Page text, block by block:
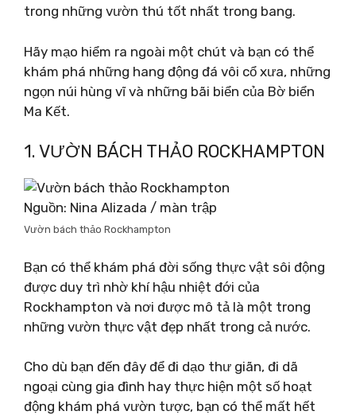
trong những vườn thú tốt nhất trong bang.
Hãy mạo hiểm ra ngoài một chút và bạn có thể
khám phá những hang động đá vôi cổ xưa, những
ngọn núi hùng vĩ và những bãi biển của Bờ biển
Ma Kết.
1. VƯỜN BÁCH THẢO ROCKHAMPTON
Nguồn: Nina Alizada / màn trập
Vườn bách thảo Rockhampton
Bạn có thể khám phá đời sống thực vật sôi động
được duy trì nhờ khí hậu nhiệt đới của
Rockhampton và nơi được mô tả là một trong
những vườn thực vật đẹp nhất trong cả nước.
Cho dù bạn đến đây để đi dạo thư giãn, đi dã
ngoại cùng gia đình hay thực hiện một số hoạt
động khám phá vườn tược, bạn có thể mất hết